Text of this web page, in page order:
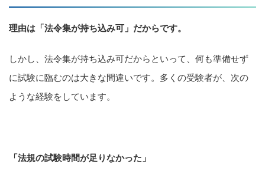
理由は「法令集が持ち込み可」だからです。
しかし、法令集が持ち込み可だからといって、何も準備せず
に試験に臨むのは大きな間違いです。多くの受験者が、次の
ような経験をしています。
「法規の試験時間が足りなかった」